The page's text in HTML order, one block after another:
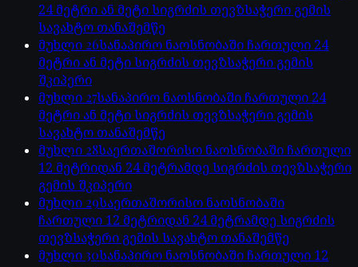
24 მეტრი ან მეტი სიგრძის თევზსაჭერი გემის
სავახტო თანაშემწე
მუხლი 26სანაპირო ნაოსნობაში ჩართული 24
მეტრი ან მეტი სიგრძის თევზსაჭერი გემის
შკიპერი
მუხლი 27სანაპირო ნაოსნობაში ჩართული 24
მეტრი ან მეტი სიგრძის თევზსაჭერი გემის
სავახტო თანაშემწე
მუხლი 28საერთაშორისო ნაოსნობაში ჩართული
12 მეტრიდან 24 მეტრამდე სიგრძის თევზსაჭერი
გემის შკიპერი
მუხლი 29საერთაშორისო ნაოსნობაში
ჩართული 12 მეტრიდან 24 მეტრამდე სიგრძის
თევზსაჭერი გემის სავახტო თანაშემწე
მუხლი30სანაპირო ნაოსნობაში ჩართული 12